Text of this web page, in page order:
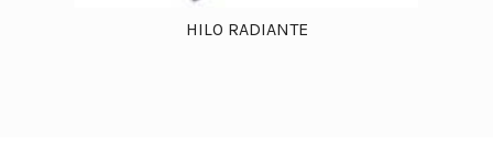
HILO RADIANTE